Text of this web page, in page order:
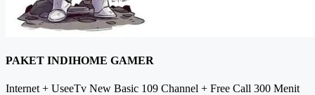
PAKET INDIHOME GAMER
Internet + UseeTv New Basic 109 Channel + Free Call 300 Menit